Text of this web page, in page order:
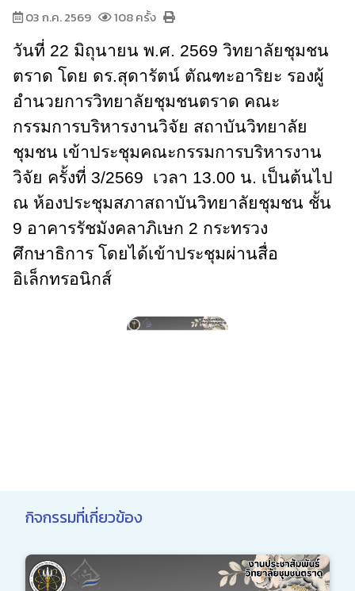
03 ก.ค. 2569 108 ครั้ง
วันที่ 22 มิถุนายน พ.ศ. 2569 วิทยาลัยชุมชน
ตราด โดย ดร.สุดารัตน์ ตัณฑะอาริยะ รองผู้
อำนวยการวิทยาลัยชุมชนตราด คณะ
กรรมการบริหารงานวิจัย สถาบันวิทยาลัย
ชุมชน เข้าประชุมคณะกรรมการบริหารงาน
วิจัย ครั้งที่ 3/2569 เวลา 13.00 น. เป็นต้นไป
ณ ห้องประชุมสภาสถาบันวิทยาลัยชุมชน ชั้น
9 อาคารรัชมังคลาภิเษก 2 กระทรวง
ศึกษาธิการ โดยได้เข้าประชุมผ่านสื่อ
อิเล็กทรอนิกส์
กิจกรรมที่เกี่ยวข้อง